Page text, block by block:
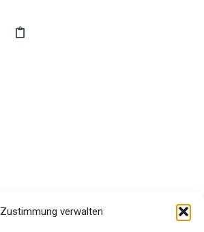
Zustimmung verwalten